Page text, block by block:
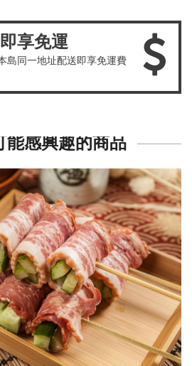
享免運
島同一地址配送即享免運費
能感興趣的商品